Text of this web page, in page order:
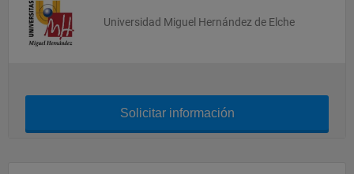
Universidad Miguel Hernández de Elche
Solicitar información